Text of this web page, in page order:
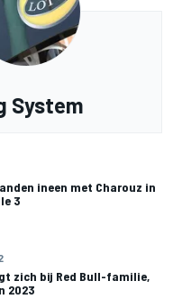
System
ineen met Charouz in
3
zich bij Red Bull-familie,
2023